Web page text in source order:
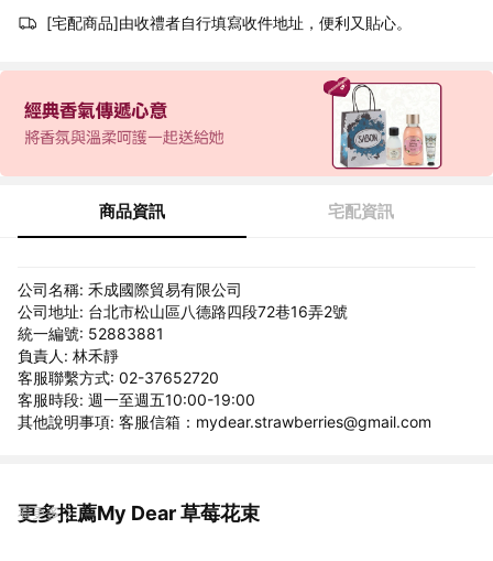
[宅配商品]由收禮者自行填寫收件地址，便利又貼心。
商品資訊 宅配資訊
公司名稱: 禾成國際貿易有限公司
公司地址: 台北市松山區八德路四段72巷16弄2號
統一編號: 52883881
負責人: 林禾靜
客服聯繫方式: 02-37652720
客服時段: 週一至週五10:00-19:00
其他說明事項: 客服信箱：mydear.strawberries@gmail.com
更多推薦My Dear 草莓花束
看更多